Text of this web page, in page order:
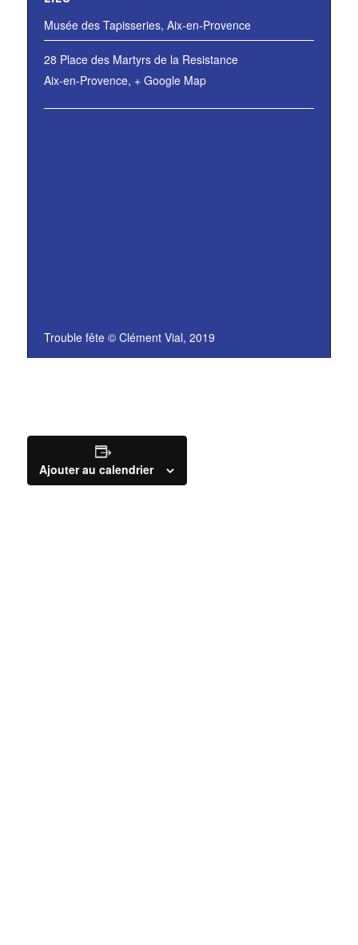
Musée des Tapisseries, Aix-en-Provence
28 Place des Martyrs de la Resistance
Aix-en-Provence, + Google Map
Trouble fête © Clément Vial, 2019
Ajouter au calendrier